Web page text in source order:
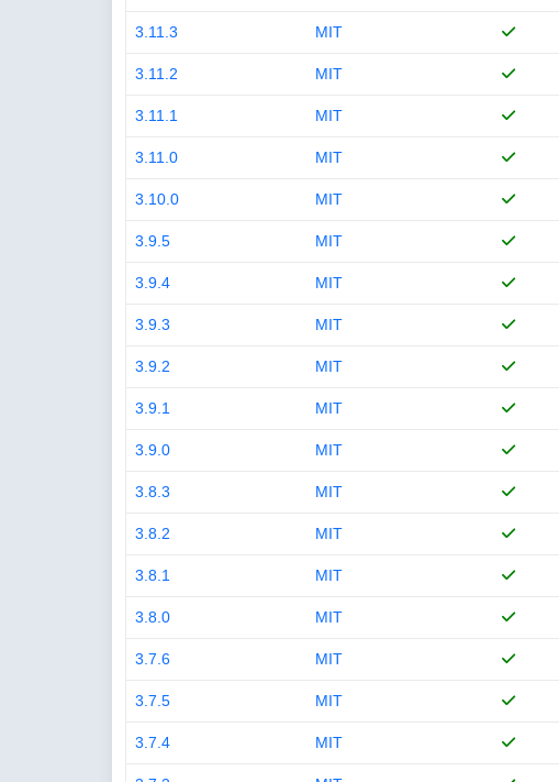
3.11.3 MIT
3.11.2 MIT
3.11.1 MIT
3.11.0 MIT
3.10.0 MIT
3.9.5 MIT
3.9.4 MIT
3.9.3 MIT
3.9.2 MIT
3.9.1 MIT
3.9.0 MIT
3.8.3 MIT
3.8.2 MIT
3.8.1 MIT
3.8.0 MIT
3.7.6 MIT
3.7.5 MIT
3.7.4 MIT